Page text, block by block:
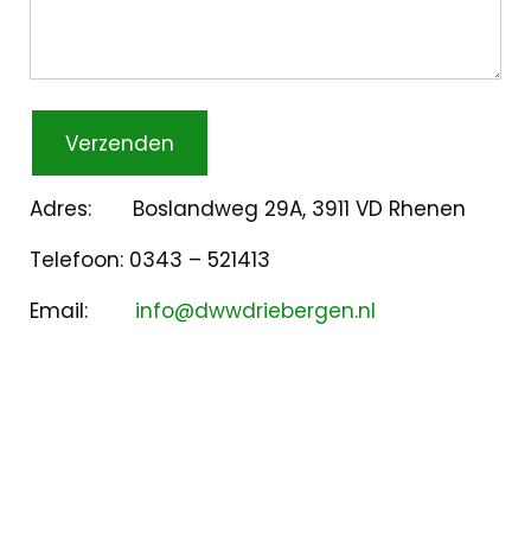
Adres: Boslandweg 29A, 3911 VD Rhenen
Telefoon: 0343 – 521413
Email: info@dwwdriebergen.nl